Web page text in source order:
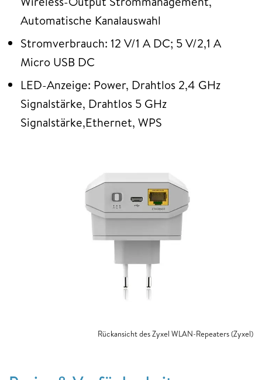
Automatische Kanalauswahl
Stromverbrauch: 12 V/1 A DC; 5 V/2,1 A
Micro USB DC
LED-Anzeige: Power, Drahtlos 2,4 GHz
Signalstärke, Drahtlos 5 GHz
Signalstärke,Ethernet, WPS
Rückansicht des Zyxel WLAN-Repeaters (Zyxel)